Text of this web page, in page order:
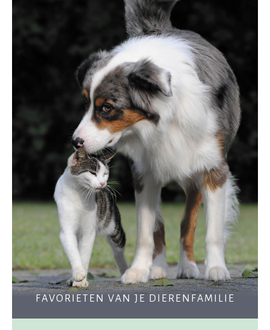
FAVORIETEN VAN JE DIERENFAMILIE